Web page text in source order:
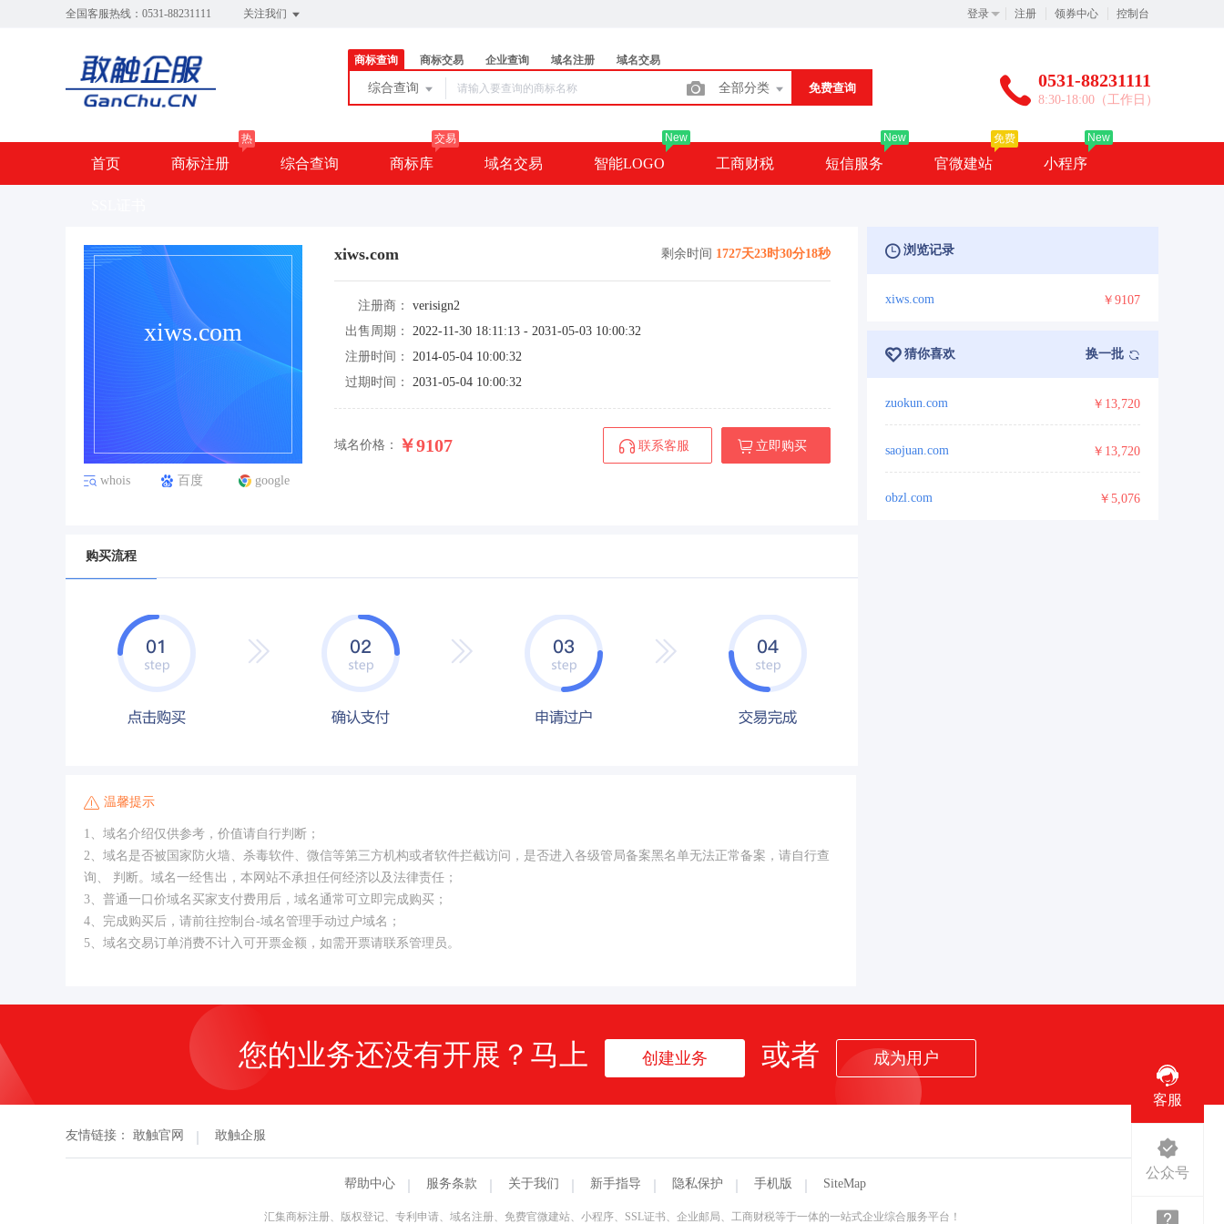
全国客服热线：0531-88231111 关注我们 登录 注册 领券中心 控制台
商标查询 商标交易 企业查询 域名注册 域名交易
综合查询 全部分类 免费查询 0531-88231111
8:30-18:00（工作日）
首页 商标注册
热
综合查询 商标库
交易
域名交易 智能LOGO
New
工商财税 短信服务
New
官微建站
免费
小程序
New
xiws.com
whois 百度 google
xiws.com 剩余时间 1727天23时30分17秒
注册商：
verisign2
出售周期：
2022-11-30 18:11:13 - 2031-05-03 10:00:32
注册时间：
2014-05-04 10:00:32
过期时间：
2031-05-04 10:00:32
域名价格： ￥9107 立即购买
联系客服
购买流程
温馨提示
1、域名介绍仅供参考，价值请自行判断；
2、域名是否被国家防火墙、杀毒软件、微信等第三方机构或者软件拦截访问，是否进入各级管局备案黑名单无法正常备案，请自行查
询、 判断。域名一经售出，本网站不承担任何经济以及法律责任；
3、普通一口价域名买家支付费用后，域名通常可立即完成购买；
4、完成购买后，请前往控制台-域名管理手动过户域名；
5、域名交易订单消费不计入可开票金额，如需开票请联系管理员。
浏览记录
xiws.com ￥9107
猜你喜欢 换一批
zuokun.com ￥13,720
saojuan.com ￥13,720
obzl.com ￥5,076
您的业务还没有开展？马上 创建业务 或者 成为用户
友情链接： 敢触官网 敢触企服
帮助中心 服务条款 关于我们 新手指导 隐私保护 手机版 SiteMap
汇集商标注册、版权登记、专利申请、域名注册、免费官微建站、小程序、SSL证书、企业邮局、工商财税等于一体的一站式企业综合服务平台！
客服
公众号